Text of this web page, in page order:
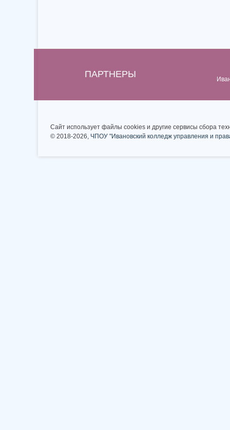
ПАРТНЕРЫ
Сайт использует файлы cookies и другие сервисы сбора
© 2018-2026, ЧПОУ "Ивановский колледж управления и